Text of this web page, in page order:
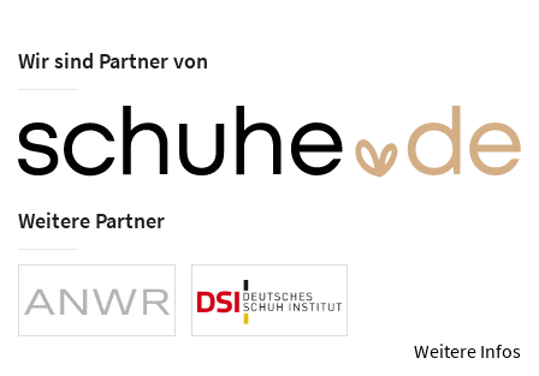
Wir sind Partner von
Weitere Partner
Weitere Infos